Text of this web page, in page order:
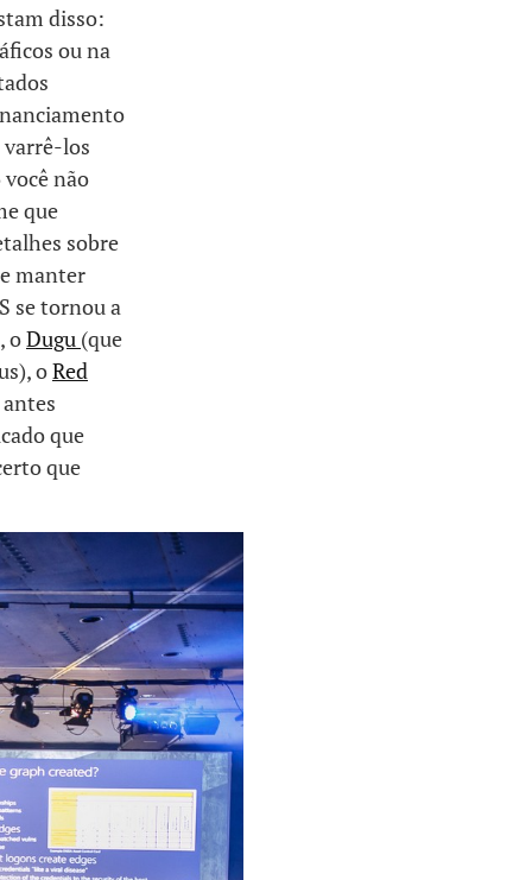
disso:
ou na
varrê-los
não
que
sobre
manter
se tornou a
oDugu (que
oRed
que
que